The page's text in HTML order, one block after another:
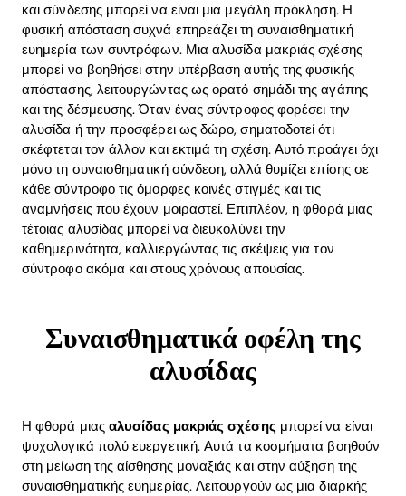
και σύνδεσης μπορεί να είναι μια μεγάλη πρόκληση. Η
φυσική απόσταση συχνά επηρεάζει τη συναισθηματική
ευημερία των συντρόφων. Μια αλυσίδα μακριάς σχέσης
μπορεί να βοηθήσει στην υπέρβαση αυτής της φυσικής
απόστασης, λειτουργώντας ως ορατό σημάδι της αγάπης
και της δέσμευσης. Όταν ένας σύντροφος φορέσει την
αλυσίδα ή την προσφέρει ως δώρο, σηματοδοτεί ότι
σκέφτεται τον άλλον και εκτιμά τη σχέση. Αυτό προάγει όχι
μόνο τη συναισθηματική σύνδεση, αλλά θυμίζει επίσης σε
κάθε σύντροφο τις όμορφες κοινές στιγμές και τις
αναμνήσεις που έχουν μοιραστεί. Επιπλέον, η φθορά μιας
τέτοιας αλυσίδας μπορεί να διευκολύνει την
καθημερινότητα, καλλιεργώντας τις σκέψεις για τον
σύντροφο ακόμα και στους χρόνους απουσίας.
Συναισθηματικά οφέλη της
αλυσίδας
Η φθορά μιας αλυσίδας μακριάς σχέσηςμπορεί να είναι
ψυχολογικά πολύ ευεργετική. Αυτά τα κοσμήματα βοηθούν
στη μείωση της αίσθησης μοναξιάς και στην αύξηση της
συναισθηματικής ευημερίας. Λειτουργούν ως μια διαρκής